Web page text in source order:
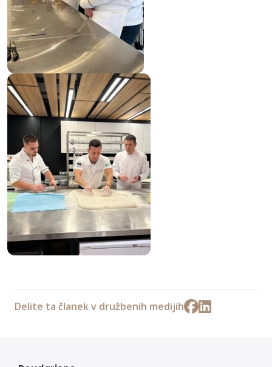
Delite ta članek v družbenih medijih